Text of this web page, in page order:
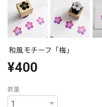
和風モチーフ「梅」
¥400
数量